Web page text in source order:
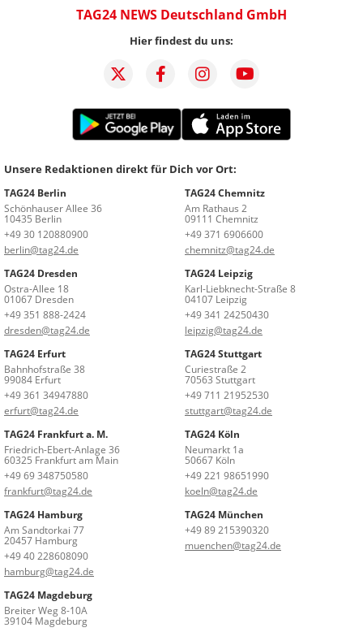
TAG24 NEWS Deutschland GmbH
Hier findest du uns:
Unsere Redaktionen direkt für Dich vor Ort:
TAG24 Berlin
Schönhauser Allee 36
10435 Berlin
+49 30 120880900
berlin@tag24.de
TAG24 Chemnitz
Am Rathaus 2
09111 Chemnitz
+49 371 6906600
chemnitz@tag24.de
TAG24 Dresden
Ostra-Allee 18
01067 Dresden
+49 351 888-2424
dresden@tag24.de
TAG24 Leipzig
Karl-Liebknecht-Straße 8
04107 Leipzig
+49 341 24250430
leipzig@tag24.de
TAG24 Erfurt
Bahnhofstraße 38
99084 Erfurt
+49 361 34947880
erfurt@tag24.de
TAG24 Stuttgart
Curiestraße 2
70563 Stuttgart
+49 711 21952530
stuttgart@tag24.de
TAG24 Frankfurt a. M.
Friedrich-Ebert-Anlage 36
60325 Frankfurt am Main
+49 69 348750580
frankfurt@tag24.de
TAG24 Köln
Neumarkt 1a
50667 Köln
+49 221 98651990
koeln@tag24.de
TAG24 Hamburg
Am Sandtorkai 77
20457 Hamburg
+49 40 228608090
hamburg@tag24.de
TAG24 München
+49 89 215390320
muenchen@tag24.de
TAG24 Magdeburg
Breiter Weg 8-10A
39104 Magdeburg